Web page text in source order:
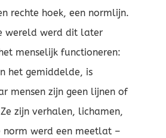
rechte hoek, een normlijn.
wereld werd dit later
menselijk functioneren:
het gemiddelde, is
mensen zijn geen lijnen of
zijn verhalen, lichamen,
norm werd een meetlat –